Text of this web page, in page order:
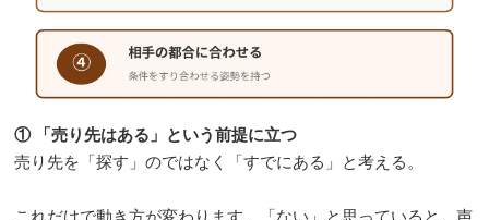
① 「売り先はある」という前提に立つ
売り先を「探す」のではなく「すでにある」と考える。
これだけで動き方が変わります。「ない」と思っていると、声